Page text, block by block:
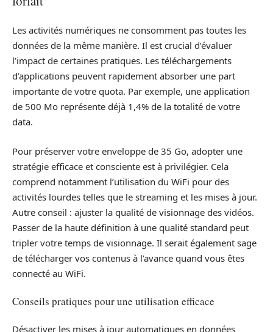
Les activités numériques ne consomment pas toutes les
données de la même manière. Il est crucial d’évaluer
l’impact de certaines pratiques. Les téléchargements
d’applications peuvent rapidement absorber une part
importante de votre quota. Par exemple, une application
de 500 Mo représente déjà 1,4% de la totalité de votre
data.
Pour préserver votre enveloppe de 35 Go, adopter une
stratégie efficace et consciente est à privilégier. Cela
comprend notamment l’utilisation du WiFi pour des
activités lourdes telles que le streaming et les mises à jour.
Autre conseil : ajuster la qualité de visionnage des vidéos.
Passer de la haute définition à une qualité standard peut
tripler votre temps de visionnage. Il serait également sage
de télécharger vos contenus à l’avance quand vous êtes
connecté au WiFi.
Conseils pratiques pour une utilisation efficace
Désactiver les mises à jour automatiques en données